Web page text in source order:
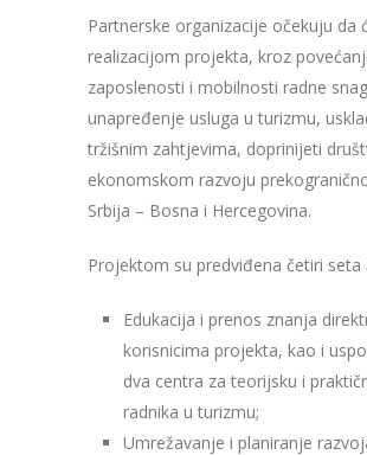
Partnerske organizacije očekuju da
realizacijom projekta, kroz
zaposlenosti i mobilnosti radne
unapređenje usluga u turizmu,
tržišnim zahtjevima, doprinijeti
ekonomskom razvoju
Srbija – Bosna i Hercegovina.
Projektom su predviđena četiri seta
Edukacija i prenos znanja
korisnicima projekta, kao i
dva centra za teorijsku i
radnika u turizmu;
Umrežavanje i planiranje